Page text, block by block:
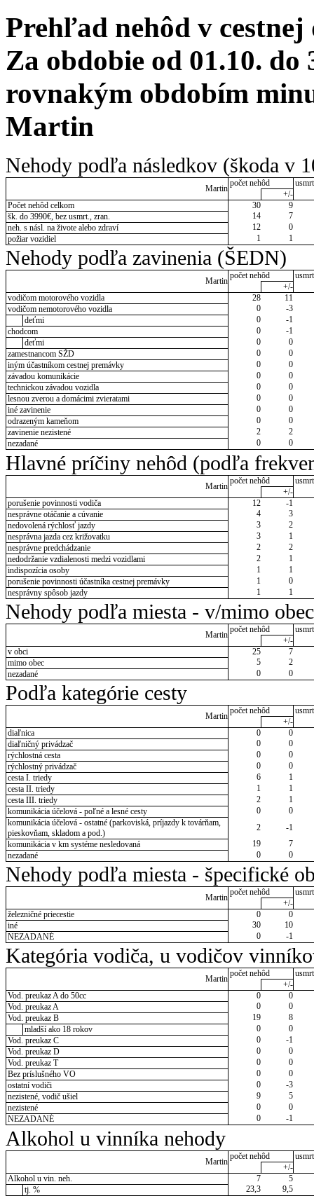
Prehľad nehôd v cestnej
Za obdobie od 01.10. do
rovnakým obdobím
Martin
Nehody podľa následkov (škoda v
Martin
počet nehôd
+/-
Počet nehôd celkom
30
9
šk. do 3990€, bez usmrt., zran.
14
7
neh. s násl. na živote alebo zdraví
12
0
požiar vozidiel
1 1
Nehody podľa zavinenia (ŠEDN)
Martin
počet nehôd
+/-
vodičom motorového vozidla
28
11
vodičom nemotorového vozidla
0
-3
deťmi
0
-1
chodcom
0
-1
deťmi
0
0
zamestnancom SŽD
0
0
iným účastníkom cestnej premávky
0
0
závadou komunikácie
0
0
technickou závadou vozidla
0
0
lesnou zverou a domácimi zvieratami
0
0
iné zavinenie
0
0
odrazeným kameňom
0
0
zavinenie nezistené
2
2
nezadané
0 0
Hlavné príčiny nehôd (podľa
Martin
počet nehôd
+/-
porušenie povinnosti vodiča
12
-1
nesprávne otáčanie a cúvanie
4
3
nedovolená rýchlosť jazdy
3
2
nesprávna jazda cez križovatku
3
1
nesprávne predchádzanie
2
2
nedodržanie vzdialenosti medzi vozidlami
2
1
indispozícia osoby
1
1
porušenie povinnosti účastníka cestnej premávky
1
0
nesprávny spôsob jazdy
1 1
Nehody podľa miesta - v/mimo obec
Martin
počet nehôd
+/-
v obci
25
7
mimo obec
5
2
nezadané
0 0
Podľa kategórie cesty
Martin
počet nehôd
+/-
diaľnica
0
0
diaľničný privádzač
0
0
rýchlostná cesta
0
0
rýchlostný privádzač
0
0
cesta I. triedy
6
1
cesta II. triedy
1
1
cesta III. triedy
2
1
komunikácia účelová - poľné a lesné cesty
0
0
komunikácia účelová - ostatné (parkoviská, príjazdy k továrňam,
pieskovňam, skladom a pod.)
2
-1
komunikácia v km systéme nesledovaná
19
7
nezadané
0 0
Nehody podľa miesta - špecifické
Martin
počet nehôd
+/-
železničné priecestie
0
0
iné
30
10
NEZADANÉ
0 -1
Kategória vodiča, u vodičov
Martin
počet nehôd
+/-
Vod. preukaz A do 50cc
0
0
Vod. preukaz A
0
0
Vod. preukaz B
19
8
mladší ako 18 rokov
0
0
Vod. preukaz C
0
-1
Vod. preukaz D
0
0
Vod. preukaz T
0
0
Bez príslušného VO
0
0
ostatní vodiči
0
-3
nezistené, vodič ušiel
9
5
nezistené
0
0
NEZADANÉ
0 -1
Alkohol u vinníka nehody
Martin
počet nehôd
+/-
Alkohol u vin. neh.
7
5
tj. %
23,3 9,5